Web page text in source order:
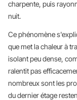
charpente, puis
nuit.
Ce phénomène
que met la chaleur à
isolant peu dense,
ralentit pas
nombreux sont les
du dernier étage